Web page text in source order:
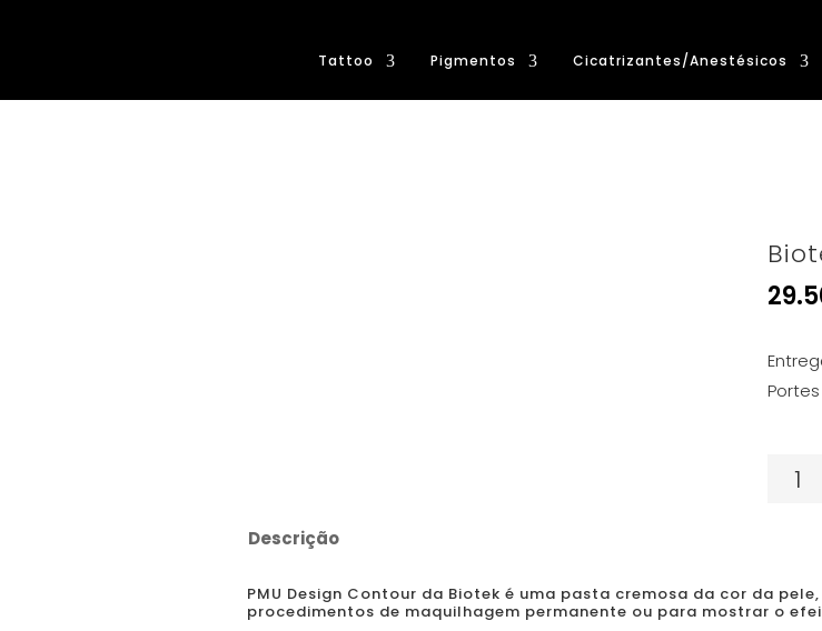
Tattoo Pigmentos Cicatrizantes/Anestésicos
PMU
Design
Descrição
PMU Design Contour da Biotek é uma pasta cremosa da cor da
procedimentos de maquilhagem permanente ou para mostrar o